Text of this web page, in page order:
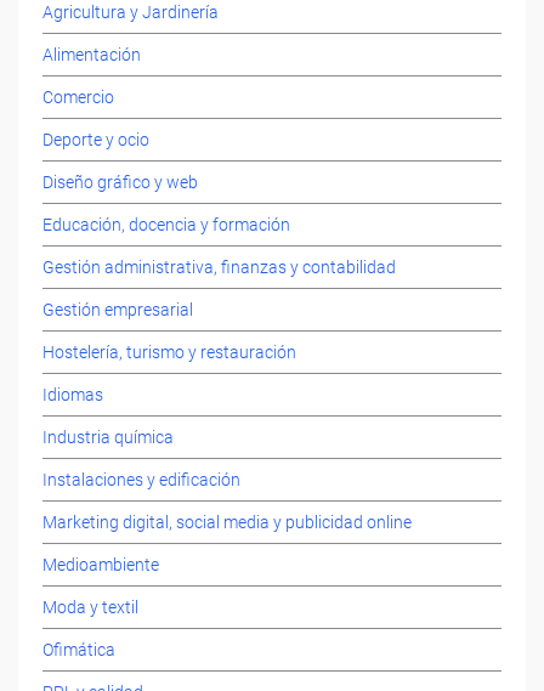
Agricultura y Jardinería
Alimentación
Comercio
Deporte y ocio
Diseño gráfico y web
Educación, docencia y formación
Gestión administrativa, finanzas y contabilidad
Gestión empresarial
Hostelería, turismo y restauración
Idiomas
Industria química
Instalaciones y edificación
Marketing digital, social media y publicidad online
Medioambiente
Moda y textil
Ofimática